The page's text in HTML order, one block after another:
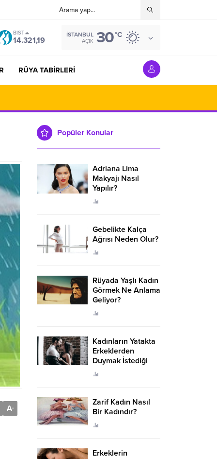
BIST
14.321,19
İSTANBUL
AÇIK 30°C
RÜYA TABİRLERİ
A-
Popüler Konular
Adriana Lima
Makyajı Nasıl
Yapılır?
Gebelikte Kalça
Ağrısı Neden Olur?
Rüyada Yaşlı Kadın
Görmek Ne Anlama
Geliyor?
Kadınların Yatakta
Erkeklerden
Duymak İstediği
Sözler
Zarif Kadın Nasıl
Bir Kadındır?
Erkeklerin